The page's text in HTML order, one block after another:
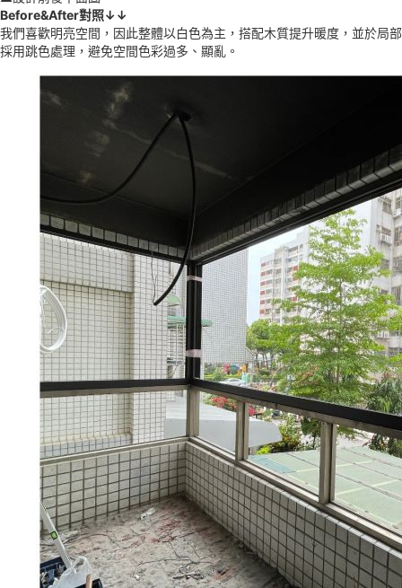
Before&After對照↓↓
我們喜歡明亮空間，因此整體以白色為主，搭配木質提升暖度，並於局部
採用跳色處理，避免空間色彩過多、顯亂。